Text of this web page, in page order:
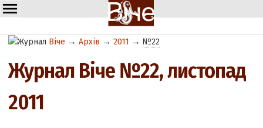
Віче →Архів →2011 → №22
Журнал Віче №22, листопад
2011